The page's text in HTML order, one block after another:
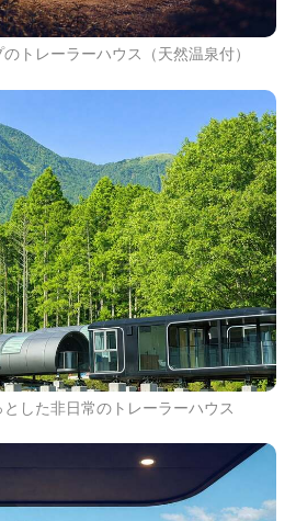
トレーラーハウス（天然温泉付）
した非日常のトレーラーハウス